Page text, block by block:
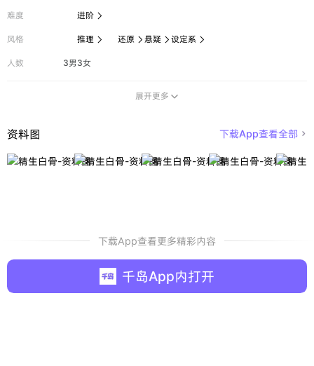
难度 进阶 
风格 推理  还原  悬疑  设定系 
人数 3男3女
展开更多 
资料图 下载App查看全部 
下载App查看更多精彩内容
千岛App内打开